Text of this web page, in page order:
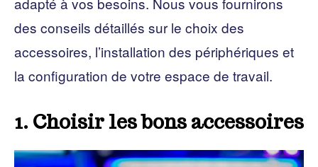
des conseils détaillés sur le choix des
accessoires, l’installation des périphériques et
la configuration de votre espace de travail.
1. Choisir les bons accessoires